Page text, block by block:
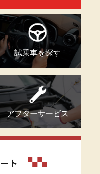
試乗車を探す
アフターサービス
ト